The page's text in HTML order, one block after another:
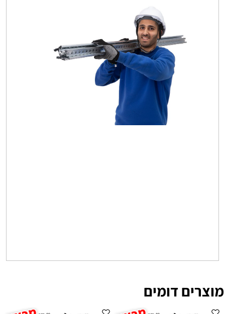
מוצרים דומים